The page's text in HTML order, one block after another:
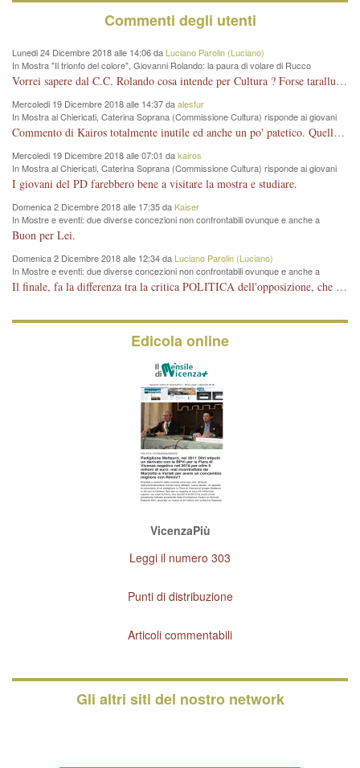
Commenti degli utenti
Lunedi 24 Dicembre 2018 alle 14:06 da Luciano Parolin (Luciano)
In Mostra "Il trionfo del colore", Giovanni Rolando: la paura di volare di Rucco
Vorrei sapere dal C.C. Rolando cosa intende per Cultura ? Forse tarallucci, vino e sagre, o spaghetti tricolori del PD ? Il continuo (s)parlare della mostra a Palazzo Chiericati caro consigliere DANNEGGIA FORTEMENTE l'immagine della città TUTTA e fa deviare i consensi che in RUSSIA (badi bene ex U.R.S.S.) sono ECCELLENTI. A livello artistico l'evento è di alta Valenza culturale, COMPITO di Tutta la Cittadinanza fare il possibile per propagandare l'iniziativa senza farne UN CASO PARTITICO come fa Lei da sempre. Meno Gazebo + Partecipazione! E così sia. Amen.
Mercoledi 19 Dicembre 2018 alle 14:37 daalesfur
In Mostra al Chiericati, Caterina Soprana (Commissione Cultura) risponde ai giovani
del Pd: "realizzata a costo zero per il Comune"
Commento di Kairos totalmente inutile ed anche un po' patetico. Quella che è completamente mancata è stata la promozione internazionale dell'evento effettuata da chi lo sa fare, l'amministrazione in questo è stata totalmente assente relegando al provincialismo una mostra che meritava ben altre platee ed i risultati sono sotto gli occhi di tutti. Su questo bisogna parlare, il fatto di averla organizzata al Chiericati certo non ha aiutato ma è un aspetto secondario rispetto a quello della promozione. In città con le mostre organizzate da Goldin - che certo ha fatto principalmente i suoi interessi, ma ne ha comunque beneficiato la città in immagine e commercio per il centro - arrivavano giornalmente pullman carichi di turisti. Dove sono i turisti ora?
Mercoledi 19 Dicembre 2018 alle 07:01 dakairos
In Mostra al Chiericati, Caterina Soprana (Commissione Cultura) risponde ai giovani
del Pd: "realizzata a costo zero per il Comune"
I giovani del PD farebbero bene a visitare la mostra e studiare.
Domenica 2 Dicembre 2018 alle 17:35 daKaiser
In Mostre e eventi: due diverse concezioni non confrontabili ovunque e anche a
Vicenza
Buon per Lei.
Domenica 2 Dicembre 2018 alle 12:34 da Luciano Parolin (Luciano)
In Mostre e eventi: due diverse concezioni non confrontabili ovunque e anche a
Vicenza
Il finale, fa la differenza tra la critica POLITICA dell'opposizione, che ha perso le elezioni ed è minoranza e non trova altri argomenti per politicizzare sul sito qua o là ? La critica d'arte invece è un'altra cosa che lascio agli altri. Per ora mi basta la lezione magistrale del prof. Giulianati.
Edicola online
VicenzaPiù
Leggi il numero 303
Punti di distribuzione
Articoli commentabili
Gli altri siti del nostro network